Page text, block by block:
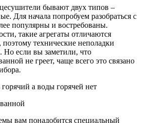
бывают двух типов –
Для начала попробуем разобраться с
популярны и востребованы.
такие агрегаты отличаются
технические неполадки
Но если вы заметили, что
не греет, чаще всего это связано
вам понадобится специальный